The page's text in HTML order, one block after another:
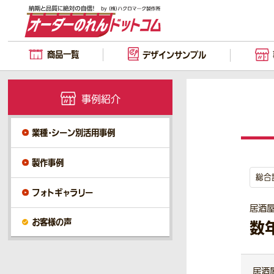
商品一覧 デザインサンプル
総合
居酒
数
事例紹介
業種・シーン別活用事例
製作事例
フォトギャラリー
お客様の声